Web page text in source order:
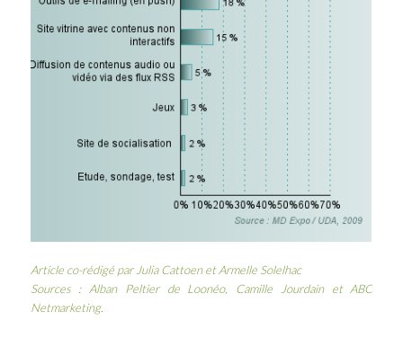
Article co-rédigé par Julia Cattoen et Armelle Solelhac
Sources : Alban Peltier de Loonéo, Camille Jourdainet ABC
Netmarketing.